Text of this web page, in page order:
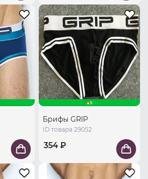
S
Брифы GRIP
ID товара 29052
354 ₽